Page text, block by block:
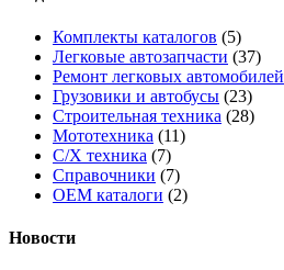
Комплекты каталогов (5)
Легковые автозапчасти (37)
Ремонт легковых автомобилей
Грузовики и автобусы (23)
Строительная техника (28)
Мототехника (11)
С/Х техника (7)
Справочники (7)
OEM каталоги (2)
Новости